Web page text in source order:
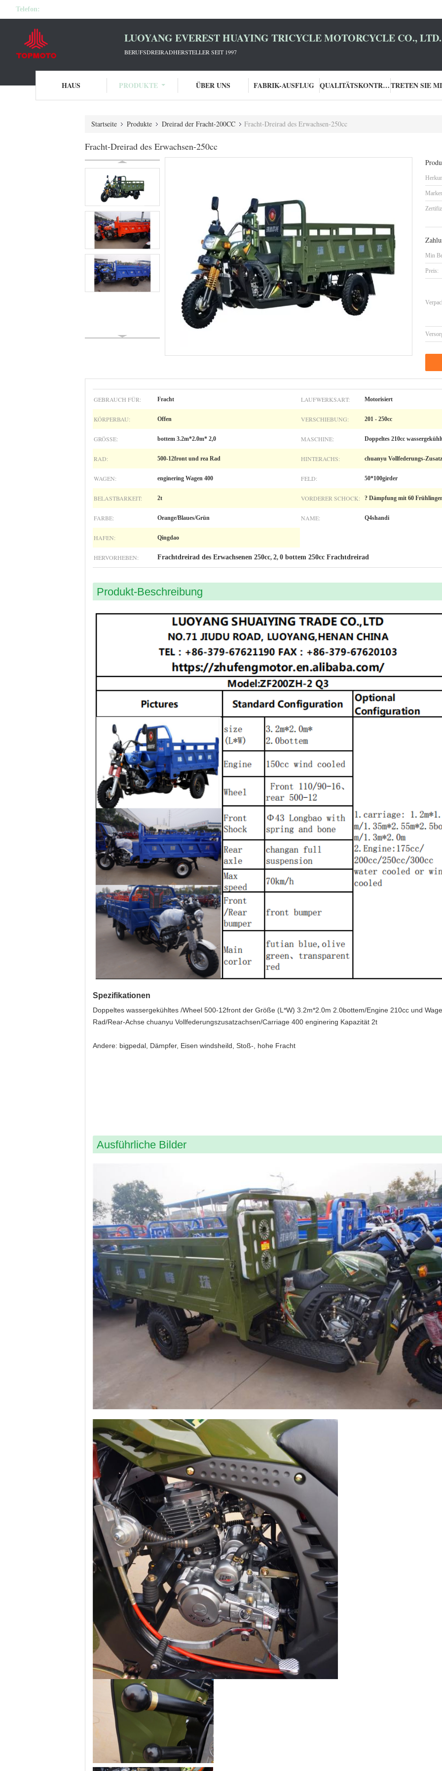
Telefon:
LUOYANG EVEREST HUAYING TRICYCLE MOTORCYCLE CO., LTD.
BERUFSDREIRADHERSTELLER SEIT 1997
HAUS PRODUKTE ÜBER UNS FABRIK-AUSFLUG QUALITÄTSKONTROLLE
Startseite Produkte Dreirad der Fracht-200CC Fracht-Dreirad des Erwachsen-250cc
Fracht-Dreirad des Erwachsen-250cc
Min
Preis:
GEBRAUCH FÜR: Fracht LAUFWERKSART: Motorisiert
KÖRPERBAU: Offen VERSCHIEBUNG: 201 - 250cc
GRÖSSE: bottem 3.2m*2.0m* 2,0 MASCHINE: Doppeltes 210cc
RAD: 500-12front und rea Rad HINTERACHS: chuanyu Vollfederungs-
WAGEN: enginering Wagen 400 FELD: 50*100girder
BELASTBARKEIT: 2t VORDERER SCHOCK: ? Dämpfung mit 60
FARBE: Orange/Blaues/Grün NAME: Q4shandi
HAFEN: Qingdao
HERVORHEBEN: Frachtdreirad des Erwachsenen 250cc, 2, 0 bottem 250cc Frachtdreirad
Produkt-Beschreibung
Spezifikationen
Doppeltes wassergekühltes /Wheel 500-12front der Größe (L*W) 3.2m*2.0m 2.0bottem/Engine 210cc und
Rad/Rear-Achse chuanyu Vollfederungszusatzachsen/Carriage 400 enginering Kapazität 2t
Andere: bigpedal, Dämpfer, Eisen windsheild, Stoß-, hohe Fracht
Ausführliche Bilder